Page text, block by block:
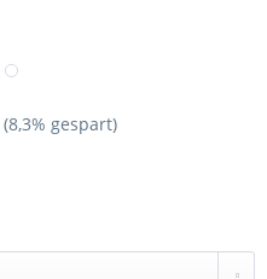
(8,3% gespart)